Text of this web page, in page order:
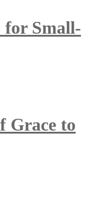
for Small-
Grace to